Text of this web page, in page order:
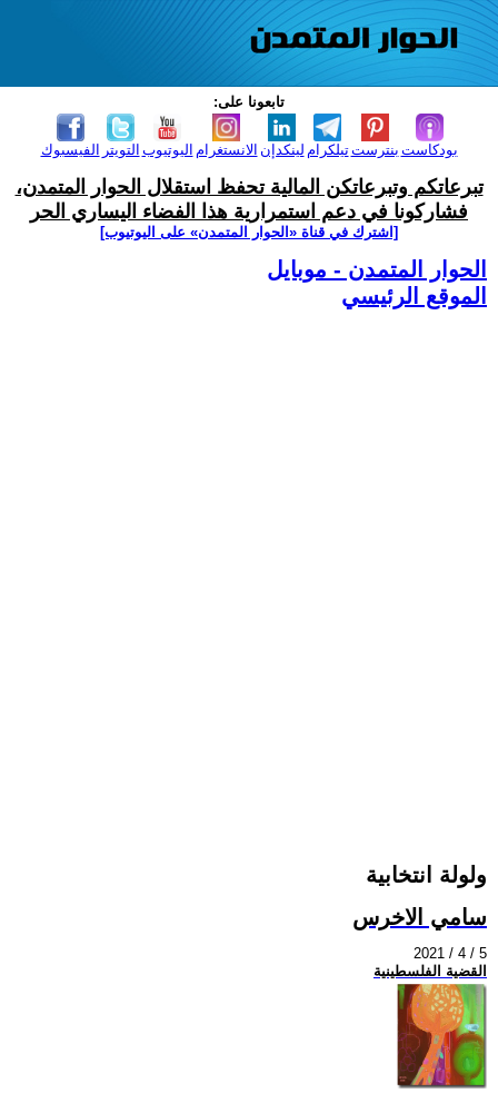
تابعونا على:
الفيسبوك التويتر اليوتيوب الانستغرام لينكدإن تيلكرامبنترست بودكاست
تبرعاتكم وتبرعاتكن المالية تحفظ استقلال الحوار المتمدن،
فشاركونا في دعم استمرارية هذا الفضاء اليساري الحر
[اشترك في قناة ‫«الحوار المتمدن» على اليوتيوب]
الحوار المتمدن - موبايل
الموقع الرئيسي
ولولة انتخابية
سامي الاخرس
2021 / 4 / 5
القضية الفلسطينية